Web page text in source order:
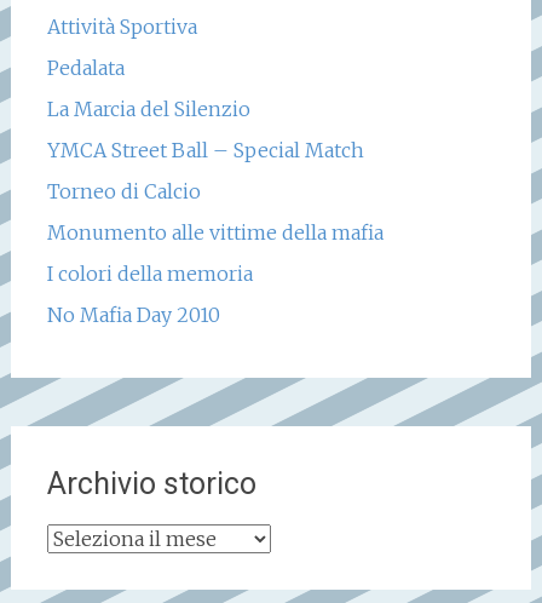
Attività Sportiva
Pedalata
La Marcia del Silenzio
YMCA Street Ball – Special Match
Torneo di Calcio
Monumento alle vittime della mafia
I colori della memoria
No Mafia Day 2010
Archivio storico
Archivio